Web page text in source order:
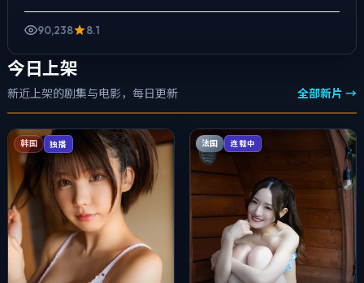
90,238
8.1
今日上架
新近上架的剧集与电影，每日更新 全部新片 →
韩国 独播 法国 连载中